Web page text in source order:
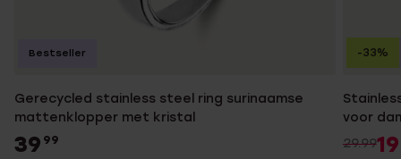
Gerecycled stainless steel ring surinaamse
mattenklopper met kristal
39 99
Bestseller
voor
29.9919
-33%